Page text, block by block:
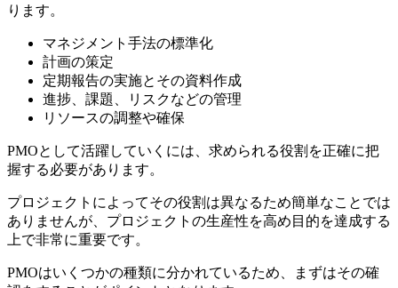
ります。
マネジメント手法の標準化
計画の策定
定期報告の実施とその資料作成
進捗、課題、リスクなどの管理
リソースの調整や確保
PMOとして活躍していくには、求められる役割を正確に把
握する必要があります。
プロジェクトによってその役割は異なるため簡単なことでは
ありませんが、プロジェクトの生産性を高め目的を達成する
上で非常に重要です。
PMOはいくつかの種類に分かれているため、まずはその確